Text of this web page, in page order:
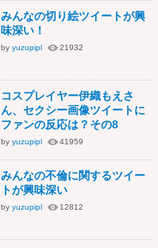
みんなの切り絵ツイートが興
味深い！
by yuzupipl 21932
コスプレイヤー伊織もえさ
ん、セクシー画像ツイートに
ファンの反応は？その8
by yuzupipl 41959
みんなの不倫に関するツイー
トが興味深い
by yuzupipl 12812